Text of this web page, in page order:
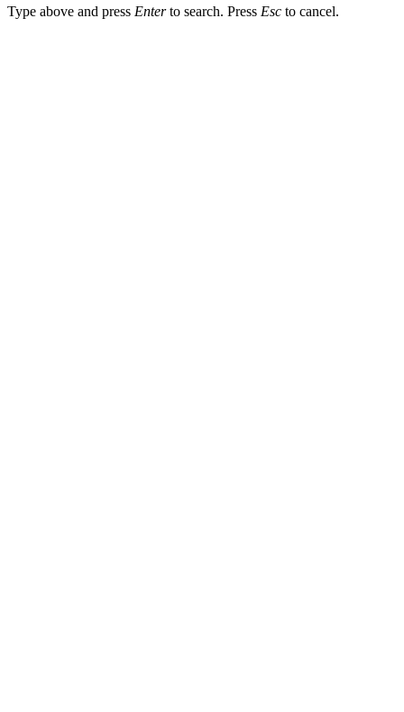
Type above and press Enterto search. Press Esc to cancel.